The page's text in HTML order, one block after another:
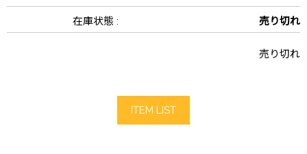
在庫状態 : 売り切れ
売り切れ
ITEM LIST